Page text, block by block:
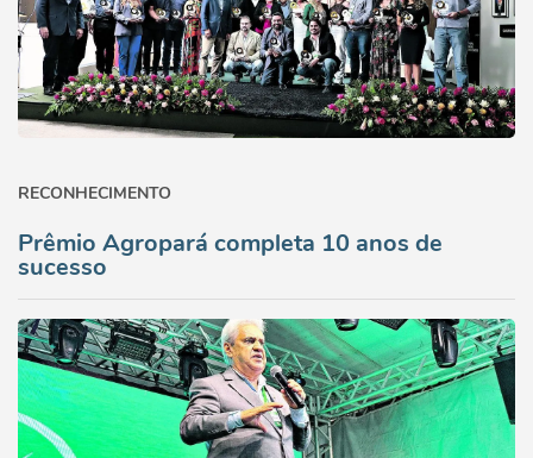
RECONHECIMENTO
Prêmio Agropará completa 10 anos de
sucesso